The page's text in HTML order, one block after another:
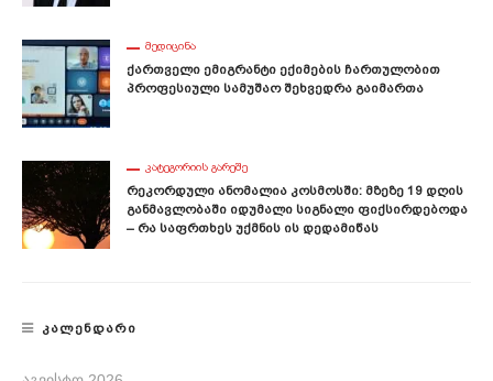
ᲛᲔᲓᲘᲪᲘᲜᲐ
Ქართველი Ემიგრანტი Ექიმების Ჩართულობით
Პროფესიული Სამუშაო Შეხვედრა Გაიმართა
ᲙᲐᲢᲔᲒᲝᲠᲘᲘᲡ ᲒᲐᲠᲔᲨᲔ
Რეკორდული Ანომალია Კოსმოსში: Მზეზე 19 Დღის
Განმავლობაში Იდუმალი Სიგნალი Ფიქსირდებოდა
– Რა Საფრთხეს Უქმნის Ის Დედამიწას
ᲙᲐᲚᲔᲜᲓᲐᲠᲘ